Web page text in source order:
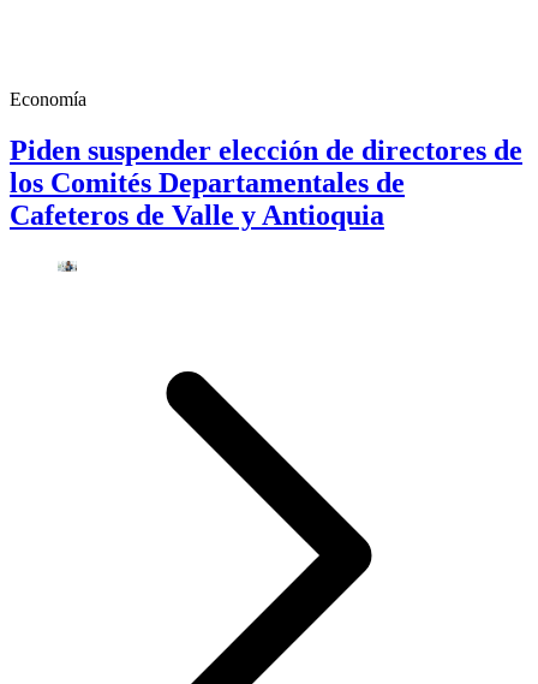
Economía
Piden suspender elección de directores de
los Comités Departamentales de
Cafeteros de Valle y Antioquia